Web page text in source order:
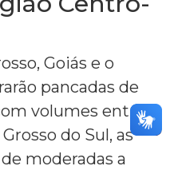
Goiás e o
pancadas de
volumes entre
do Sul, as
moderadas a